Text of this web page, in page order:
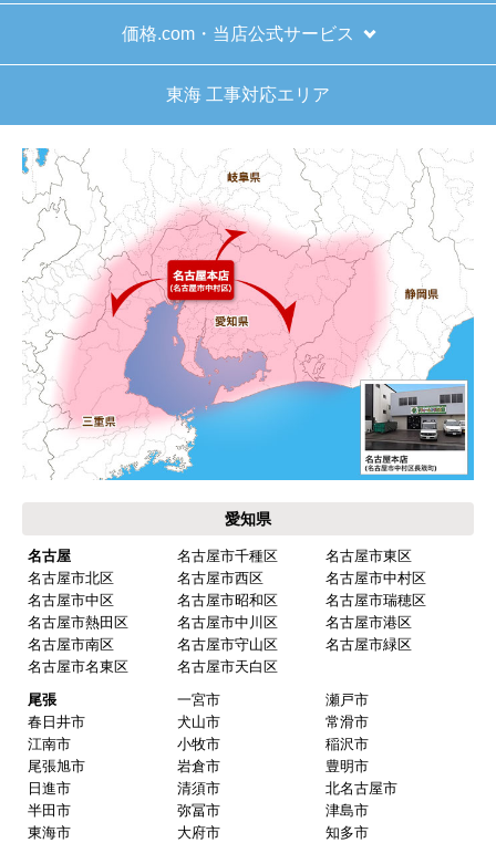
価格.com・当店公式サービス
東海 工事対応エリア
愛知県
名古屋 名古屋市千種区
名古屋市東区
名古屋市北区
名古屋市西区
名古屋市中村区
名古屋市中区
名古屋市昭和区
名古屋市瑞穂区
名古屋市熱田区
名古屋市中川区
名古屋市港区
名古屋市南区
名古屋市守山区
名古屋市緑区
名古屋市名東区
名古屋市天白区
尾張
一宮市
瀬戸市
春日井市
犬山市
常滑市
江南市
小牧市
稲沢市
尾張旭市
岩倉市
豊明市
日進市
清須市
北名古屋市
半田市
弥冨市
津島市
東海市
大府市
知多市